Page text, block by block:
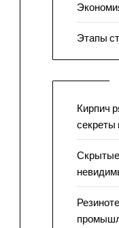
Этапы
Кирпич
секреты
Скрытые